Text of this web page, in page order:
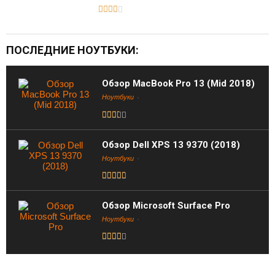
ПОСЛЕДНИЕ НОУТБУКИ:
Обзор MacBook Pro 13 (Mid 2018)
Ноутбуки
Обзор Dell XPS 13 9370 (2018)
Ноутбуки
Обзор Microsoft Surface Pro
Ноутбуки